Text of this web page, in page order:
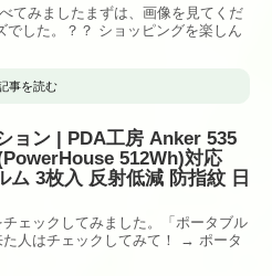
てみましたまずは、画像を見てくだ
でした。？？ ショッピングを楽しん
事を読む
ョン | PDA工房 Anker 535
512Wh)対応
3枚入 反射低減 防指紋 日
ェックしてみました。「ポータブル
人はチェックしてみて！ → ポータ